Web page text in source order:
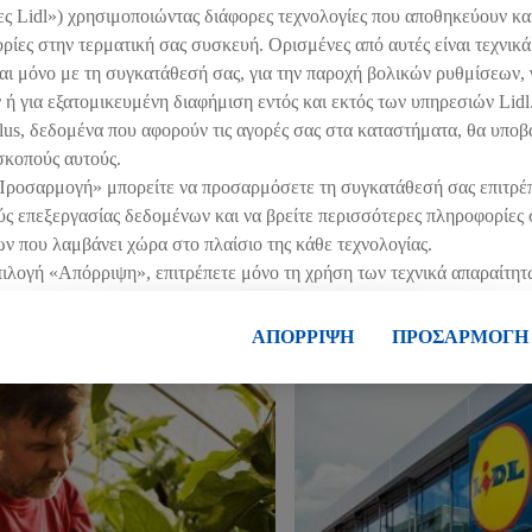
Κύπρου. Η φρεσκάδα και η ποιότητα των τροφίμων μας
ή παιχνίδια ισχύουν οι ύψιστες προδιαγραφές
διασφάλισης ποιότητας σε περίπτωση
από τα καταστήματα Lidl και τα κέντρα logistics έως
την απόσυρση τους, όπου αυτό κριθεί αναγκαίο. Η
είμαστε αξιόπιστος συνεργάτης.
Lidl») χρησιμοποιώντας διάφορες τεχνολογίες που αποθηκεύουν
στην τερματική σας συσκευή. Ορισμένες από αυτές είναι
μόνο με τη συγκατάθεσή σας, για την παροχή βολικών ρυθμίσεων,
ή για εξατομικευμένη διαφήμιση εντός και εκτός των υπηρεσιών
δεδομένα που αφορούν τις αγορές σας στα καταστήματα, θα
αυτούς.
μπορείτε να προσαρμόσετε τη συγκατάθεσή σας
δεδομένων και να βρείτε περισσότερες πληροφορίες
που λαμβάνει χώρα στο πλαίσιο της κάθε τεχνολογίας.
«Απόρριψη», επιτρέπετε μόνο τη χρήση των τεχνικά
μεταξύ άλλων για την περίοδο αποθήκευσης των
συγκατάθεσή σας ανά πάσα στιγμή με ισχύ για το μέλλον, μπορείτε
Μπορείτε να βρείτε τα νομικά στοιχεία της εταιρείας μας εδώ.
ΑΠΟΡΡΙΨΗ ΠΡΟΣΑΡΜΟΓΗ